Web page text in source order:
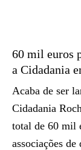
60 mil euros
a Cidadania
Acaba de ser
Cidadania
total de 60 mil
associações